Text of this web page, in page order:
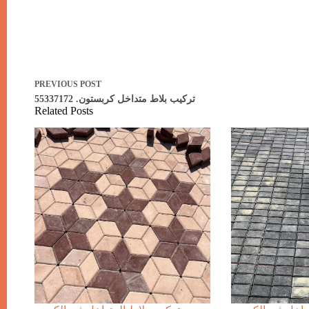
PREVIOUS POST
تركيب بلاط متداخل كربستون. 55337172
Related Posts